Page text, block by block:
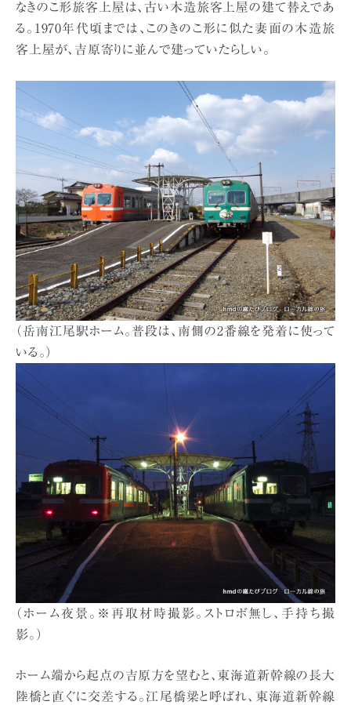
なきのこ形旅客上屋は、古い木造旅客上屋の建て替えであ
る。1970年代頃までは、このきのこ形に似た妻面の木造旅
客上屋が、吉原寄りに並んで建っていたらしい。
（岳南江尾駅ホーム。普段は、南側の2番線を発着に使って
いる。）
（ホーム夜景。※再取材時撮影。ストロボ無し、手持ち撮
影。）
ホーム端から起点の吉原方を望むと、東海道新幹線の長大
陸橋と直ぐに交差する。江尾橋梁と呼ばれ、東海道新幹線